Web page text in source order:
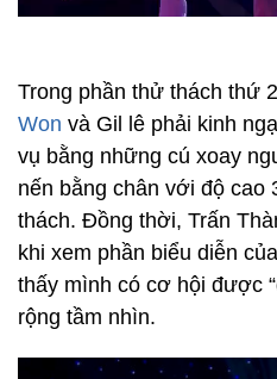
Trong phần thử thách thứ
Won và Gil lê phải kinh
vụ bằng những cú xoay
nến bằng chân với độ cao
thách. Đồng thời, Trấn
khi xem phần biểu diễn
thấy mình có cơ hội được
rộng tầm nhìn.